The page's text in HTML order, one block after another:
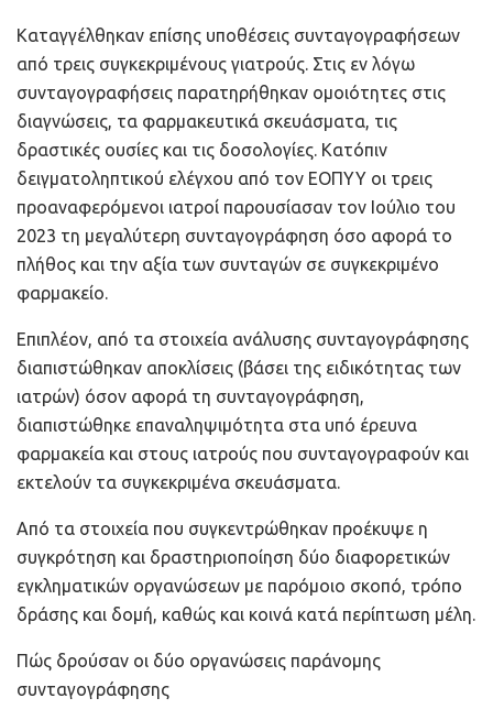
Καταγγέλθηκαν επίσης υποθέσεις συνταγογραφήσεων
από τρεις συγκεκριμένους γιατρούς. Στις εν λόγω
συνταγογραφήσεις παρατηρήθηκαν ομοιότητες στις
διαγνώσεις, τα φαρμακευτικά σκευάσματα, τις
δραστικές ουσίες και τις δοσολογίες. Κατόπιν
δειγματοληπτικού ελέγχου από τον ΕΟΠΥΥ οι τρεις
προαναφερόμενοι ιατροί παρουσίασαν τον Ιούλιο του
2023 τη μεγαλύτερη συνταγογράφηση όσο αφορά το
πλήθος και την αξία των συνταγών σε συγκεκριμένο
φαρμακείο.
Επιπλέον, από τα στοιχεία ανάλυσης συνταγογράφησης
διαπιστώθηκαν αποκλίσεις (βάσει της ειδικότητας των
ιατρών) όσον αφορά τη συνταγογράφηση,
διαπιστώθηκε επαναληψιμότητα στα υπό έρευνα
φαρμακεία και στους ιατρούς που συνταγογραφούν και
εκτελούν τα συγκεκριμένα σκευάσματα.
Από τα στοιχεία που συγκεντρώθηκαν προέκυψε η
συγκρότηση και δραστηριοποίηση δύο διαφορετικών
εγκληματικών οργανώσεων με παρόμοιο σκοπό, τρόπο
δράσης και δομή, καθώς και κοινά κατά περίπτωση μέλη.
Πώς δρούσαν οι δύο οργανώσεις παράνομης
συνταγογράφησης